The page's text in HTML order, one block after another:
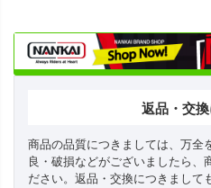
返品・交
商品の品質につきましては、万全
良・破損などがございましたら、
ださい。返品・交換につきまして